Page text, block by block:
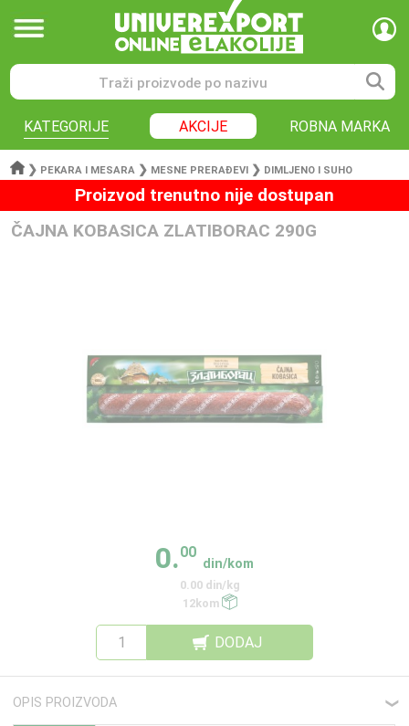
KATEGORIJE AKCIJE ROBNA MARKA
❯ PEKARA I MESARA ❯ MESNE PRERAĐEVI ❯ DIMLJENO I SUHO
Proizvod trenutno nije dostupan
ČAJNA KOBASICA ZLATIBORAC 290G
0.00
din/kom
0.00 din/kg
12kom
DODAJ
OPIS PROIZVODA ❮